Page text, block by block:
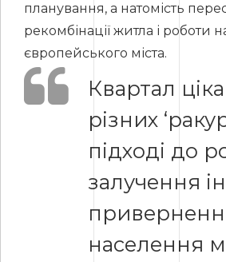
планування, а натомість
рекомбінації житла і роботи
європейського міста.
Квартал
різних
підході до
залучення
населення